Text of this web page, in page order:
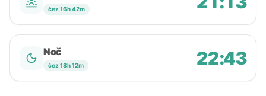
čez 16h 42m
Noč
čez 18h 12m 22:43